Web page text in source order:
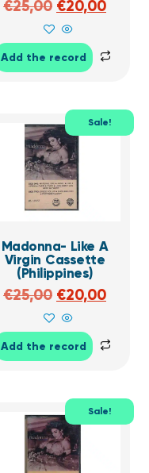
€25,00 €20,00
Add the record
Sale!
Madonna- Like A
Virgin Cassette
(Philippines)
€25,00 €20,00
Add the record
Sale!